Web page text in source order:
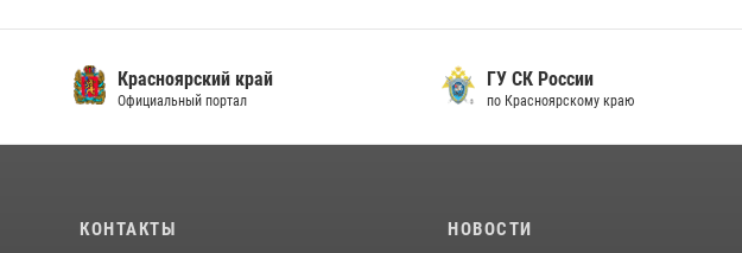
Красноярский край
Официальный портал
ГУ СК России
по Красноярскому краю
КОНТАКТЫ НОВОСТИ